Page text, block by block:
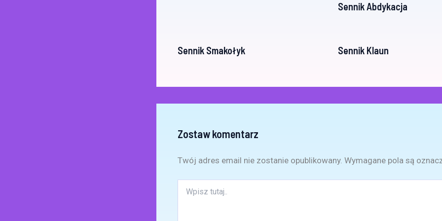
Sennik Abdykacja
Sennik Smakołyk Sennik Klaun
Zostaw komentarz
Twój adres email nie zostanie opublikowany. Wymagane pola są
tutaj..